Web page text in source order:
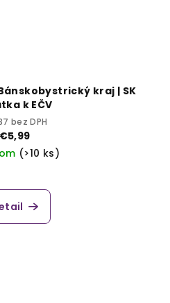
kraj | SK
k EČV
bez DPH
€5,99
(>10 ks)